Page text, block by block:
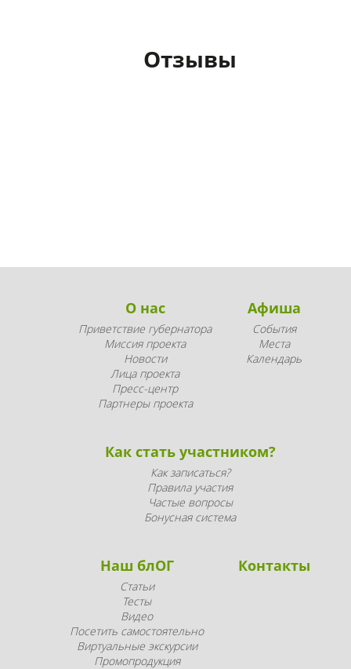
Отзывы
О нас
Приветствие губернатора
Миссия проекта
Новости
Лица проекта
Пресс-центр
Партнеры проекта
Афиша
События
Места
Календарь
Как стать участником?
Как записаться?
Правила участия
Частые вопросы
Бонусная система
Наш блОГ
Статьи
Тесты
Видео
Посетить самостоятельно
Виртуальные экскурсии
Промопродукция
Контакты